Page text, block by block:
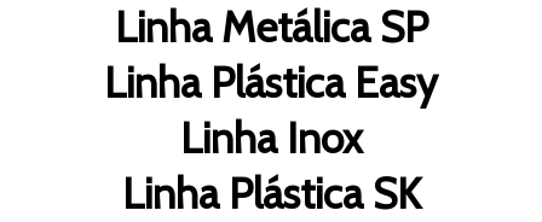
Linha Metálica SP
Linha Plástica Easy
Linha Inox
Linha Plástica SK